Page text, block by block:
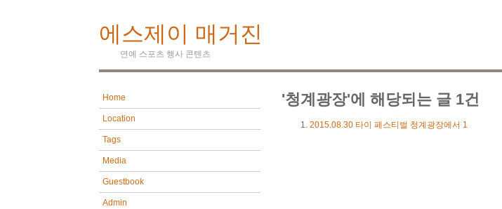
에스제이 매거진
연예 스포츠 행사 콘텐츠
Home
Location
Tags
Media
Guestbook
Admin
'청계광장'에 해당되는 글 1건
2015.08.30타이 페스티벌 청계광장에서 1